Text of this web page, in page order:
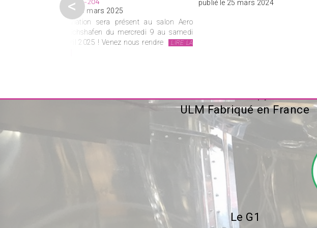
publié le 6 mars 2025
G1 Aviation sera présent au salon Aero
Friedrichshafen du mercredi 9 au samedi
12 avril 2025 ! Venez nous rendre
LIRE LA
publié le 25 mars 2024
<
ULM Fabriqué en France
Le G1